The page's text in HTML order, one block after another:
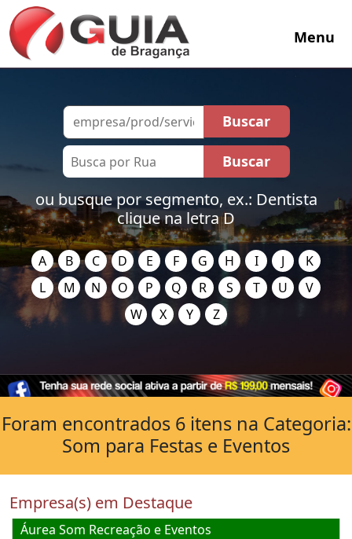
Menu
ou busque por segmento, ex.: Dentista
clique na letra D
A B C D E F G H I J
K
L
M N O P Q R S T U
V
W
X Y Z
Empresa(s) em Destaque
Áurea Som Recreação e Eventos
Foram encontrados 6 itens na Categoria:
Som para Festas e Eventos